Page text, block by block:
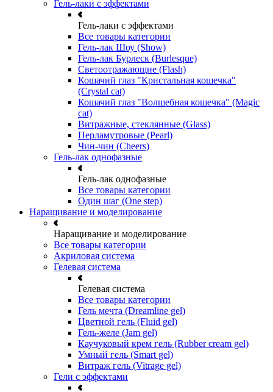
Гель-лаки с эффектами
Гель-лаки с эффектами
Все товары категории
Гель-лак Шоу (Show)
Гель-лак Бурлеск (Burlesque)
Светоотражающие (Flash)
Кошачий глаз "Кристальная кошечка"
(Crystal cat)
Кошачий глаз "Волшебная кошечка" (Magic
cat)
Витражные, стеклянные (Glass)
Перламутровые (Pearl)
Чин-чин (Cheers)
Гель-лак однофазные
Гель-лак однофазные
Все товары категории
Один шаг (One step)
Наращивание и моделирование
Наращивание и моделирование
Все товары категории
Акриловая система
Гелевая система
Гелевая система
Все товары категории
Гель мечта (Dreamline gel)
Цветной гель (Fluid gel)
Гель-желе (Jam gel)
Каучуковый крем гель (Rubber cream gel)
Умный гель (Smart gel)
Витраж гель (Vitrage gel)
Гели с эффектами